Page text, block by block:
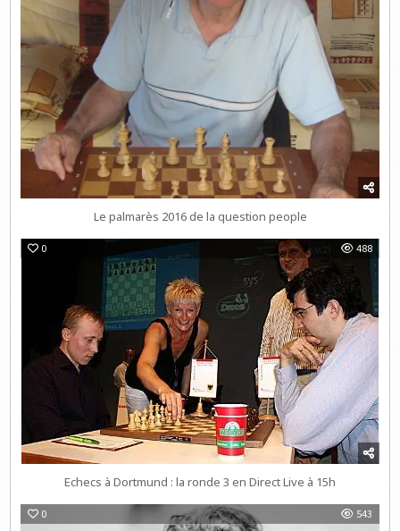
Le palmarès 2016 de la question people
0 488
Echecs à Dortmund : la ronde 3 en Direct Live à 15h
0 543